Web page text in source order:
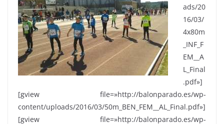
ads/20
16/03/
4x80m
_INF_F
EM__A
L_Final
.pdf»]
[gview file=»http://balonparado.es/wp-
content/uploads/2016/03/50m_BEN_FEM__AL_Final.pdf»]
[gview file=»http://balonparado.es/wp-